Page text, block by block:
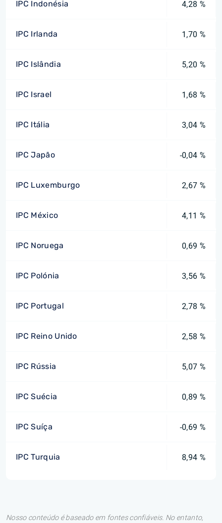
IPC Indonésia 4,28 %
IPC Irlanda 1,70 %
IPC Islândia 5,20 %
IPC Israel 1,68 %
IPC Itália 3,04 %
IPC Japão -0,04 %
IPC Luxemburgo 2,67 %
IPC México 4,11 %
IPC Noruega 0,69 %
IPC Polónia 3,56 %
IPC Portugal 2,78 %
IPC Reino Unido 2,58 %
IPC Rússia 5,07 %
IPC Suécia 0,89 %
IPC Suíça -0,69 %
IPC Turquia 8,94 %
Nosso conteúdo é baseado em fontes confiáveis. No entanto,